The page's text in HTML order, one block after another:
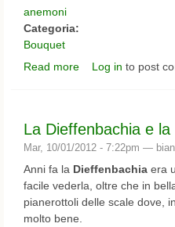
anemoni
Categoria:
Bouquet
Read more about i miei bouquet
Log in to post
La Dieffenbachia e
Mar, 10/01/2012 - 7:22pm —
Anni fa la Dieffenbachia era
facile vederla, oltre che in
pianerottoli delle scale dove,
molto bene.